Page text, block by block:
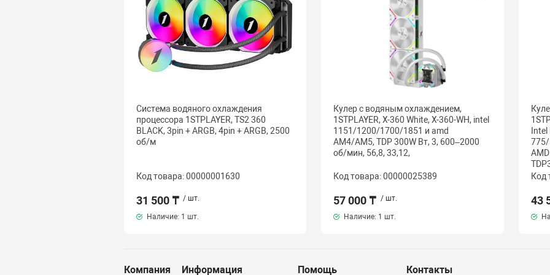
Система водяного охлаждения
процессора 1STPLAYER, TS2 360
BLACK, 3pin + ARGB, 4pin + ARGB, 2500
об/м
Код товара: 00000001630
31 500 ₸ / шт.
Наличие: 1 шт.
Кулер с водяным охлаждением,
1STPLAYER, X-360 White, X-360-WH, intel
1151/1200/1700/1851 и amd
AM4/AM5, TDP 300W Вт, 3, 600–2000
об/мин, 56,8, 33,12,
Код товара: 00000025389
57 000 ₸ / шт.
Наличие: 1 шт.
Код
43
Компания Информация Помощь Контакты